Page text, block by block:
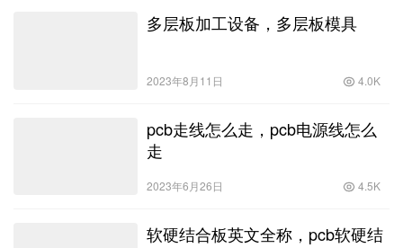
多层板加工设备，多层板模具
2023年8月11日 4.0K
pcb走线怎么走，pcb电源线怎么
走
2023年6月26日 4.5K
软硬结合板英文全称，pcb软硬结